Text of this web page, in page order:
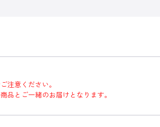
注意ください。
品とご一緒のお届けとなります。